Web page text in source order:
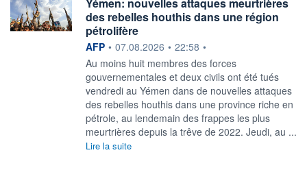
des rebelles houthis dans une région
pétrolifère
information fournie par
AFP • 07.08.2026 • 22:58 •
Au moins huit membres des forces
gouvernementales et deux civils ont été tués
vendredi au Yémen dans de nouvelles attaques
des rebelles houthis dans une province riche en
pétrole, au lendemain des frappes les plus
meurtrières depuis la trêve de 2022. Jeudi, au ...
Lire la suite